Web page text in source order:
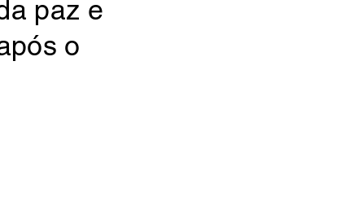
paz e
o